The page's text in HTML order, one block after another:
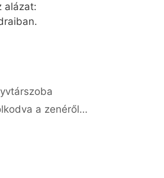
alázat:
a zenéről…